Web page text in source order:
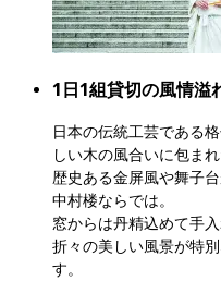
1日1組貸切の風情溢
日本の伝統工芸である
しい木の風合いに包ま
歴史ある金屏風や舞子
中村楼ならでは。
窓からは丹精込めて手
折々の美しい風景が特
す。